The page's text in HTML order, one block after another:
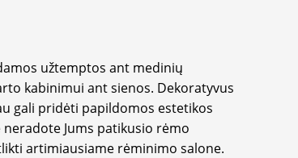
užtemptos ant medinių
kabinimui ant sienos. Dekoratyvus
gali pridėti papildomos estetikos
Jums patikusio rėmo
artimiausiame rėminimo salone.